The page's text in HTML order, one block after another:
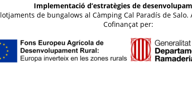
Implementació d’estratègies de
de bungalows al Càmping Cal Paradís de
Cofinançat per: